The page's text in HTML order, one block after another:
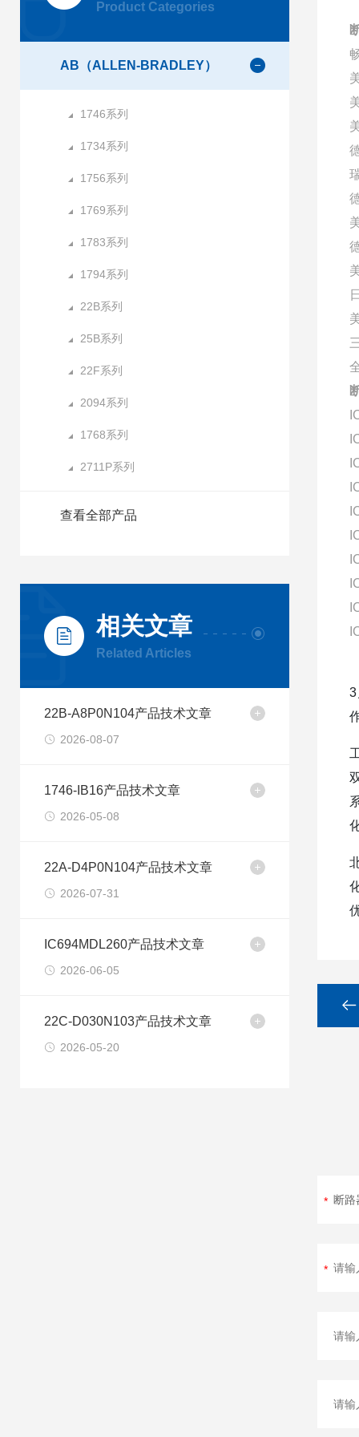
Product Categories
AB（ALLEN-BRADLEY）
1746系列
1734系列
1756系列
1769系列
1783系列
1794系列
22B系列
25B系列
22F系列
2094系列
1768系列
2711P系列
查看全部产品
相关文章
Related Articles
22B-A8P0N104产品技术文章
2026-08-07
1746-IB16产品技术文章
2026-05-08
22A-D4P0N104产品技术文章
2026-07-31
IC694MDL260产品技术文章
2026-06-05
22C-D030N103产品技术文章
2026-05-20
3